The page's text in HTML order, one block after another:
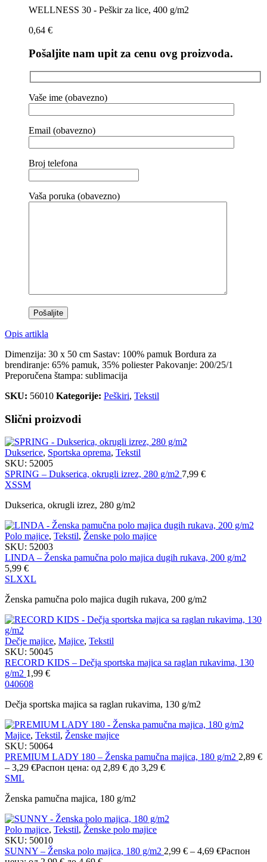
WELLNESS 30 - Peškir za lice, 400 g/m2
0,64 €
Pošaljite nam upit za cenu ovg proizvoda.
Vaše ime (obavezno)
Email (obavezno)
Broj telefona
Vaša poruka (obavezno)
Opis artikla
Dimenzija: 30 x 50 cm Sastav: 100% pamuk Bordura za
brendiranje: 65% pamuk, 35% poliester Pakovanje: 200/25/1
Preporučena štampa: sublimacija
SKU: 56010 Kategorije: Peškiri, Tekstil
Slični proizvodi
Dukserice, Sportska oprema, Tekstil
SKU: 52005
SPRING – Dukserica, okrugli izrez, 280 g/m2 7,99 €
XSSM
Dukserica, okrugli izrez, 280 g/m2
Polo majice, Tekstil, Ženske polo majice
SKU: 52003
LINDA – Ženska pamučna polo majica dugih rukava, 200 g/m2
5,99 €
SLXXL
Ženska pamučna polo majica dugih rukava, 200 g/m2
Dečje majice, Majice, Tekstil
SKU: 50045
RECORD KIDS – Dečja sportska majica sa raglan rukavima, 130
g/m2 1,99 €
040608
Dečja sportska majica sa raglan rukavima, 130 g/m2
Majice, Tekstil, Ženske majice
SKU: 50064
PREMIUM LADY 180 – Ženska pamučna majica, 180 g/m2 2,89 €
– 3,29 €Распон цена: од 2,89 € до 3,29 €
SML
Ženska pamučna majica, 180 g/m2
Polo majice, Tekstil, Ženske polo majice
SKU: 50010
SUNNY – Ženska polo majica, 180 g/m2 2,99 € – 4,69 €Распон